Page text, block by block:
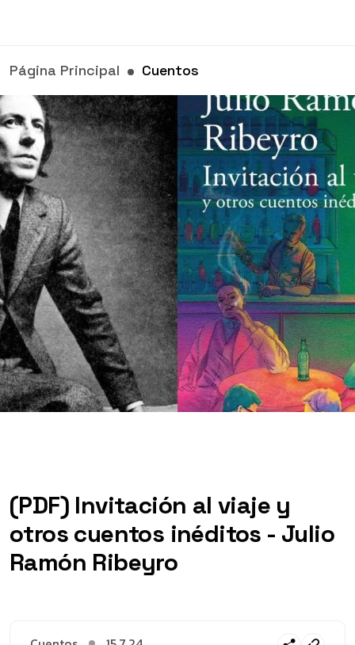
Página Principal Cuentos
(PDF) Invitación al viaje y
otros cuentos inéditos - Julio
Ramón Ribeyro